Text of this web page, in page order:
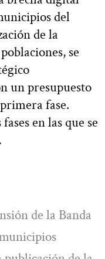
del
de la
se
un presupuesto
fase.
en las que se
de la Banda